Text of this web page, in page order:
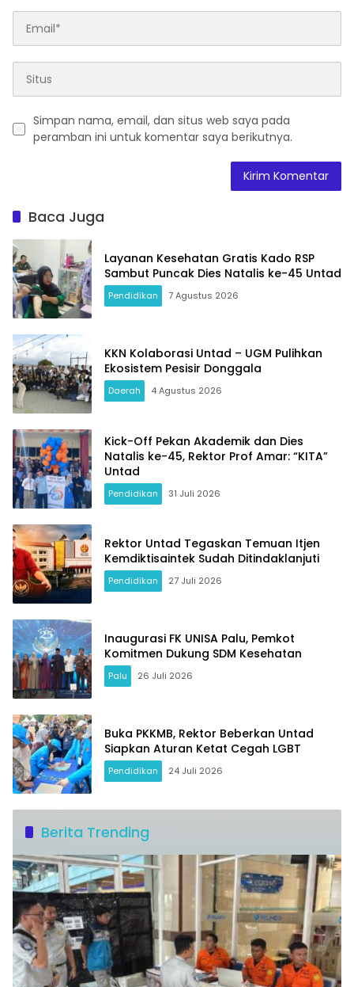
Simpan nama, email, dan situs web saya pada
peramban ini untuk komentar saya berikutnya.
Baca Juga
Layanan Kesehatan Gratis Kado RSP
Sambut Puncak Dies Natalis ke-45 Untad
Pendidikan 7 Agustus 2026
KKN Kolaborasi Untad – UGM Pulihkan
Ekosistem Pesisir Donggala
Daerah 4 Agustus 2026
Kick-Off Pekan Akademik dan Dies
Natalis ke-45, Rektor Prof Amar: “KITA”
Untad
Pendidikan 31 Juli 2026
Rektor Untad Tegaskan Temuan Itjen
Kemdiktisaintek Sudah Ditindaklanjuti
Pendidikan 27 Juli 2026
Inaugurasi FK UNISA Palu, Pemkot
Komitmen Dukung SDM Kesehatan
Palu 26 Juli 2026
Buka PKKMB, Rektor Beberkan Untad
Siapkan Aturan Ketat Cegah LGBT
Pendidikan 24 Juli 2026
Berita Trending